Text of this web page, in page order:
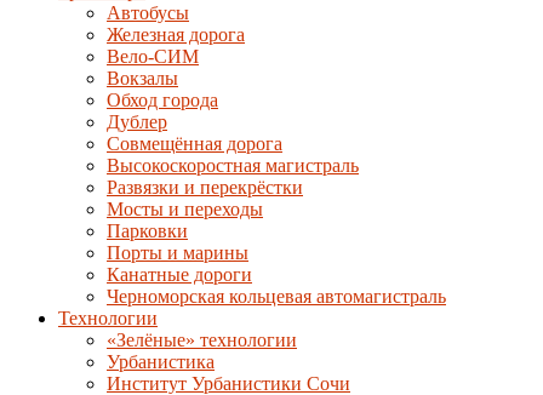
Автобусы
Железная дорога
Вело-СИМ
Вокзалы
Обход города
Дублер
Совмещённая дорога
Высокоскоростная магистраль
Развязки и перекрёстки
Мосты и переходы
Парковки
Порты и марины
Канатные дороги
Черноморская кольцевая автомагистраль
Технологии
«Зелёные» технологии
Урбанистика
Институт Урбанистики Сочи